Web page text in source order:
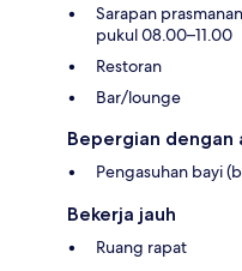
Sarapan
pukul 08.00–11.00
Restoran
Bar/lounge
Bepergian dengan
Pengasuhan bayi
Bekerja jauh
Ruang rapat